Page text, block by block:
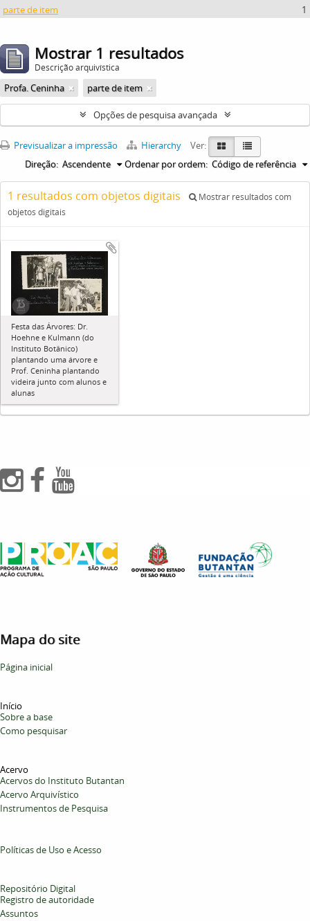
parte de item
1
Mostrar 1 resultados
Descrição arquivística
Profa. Ceninha parte de item
Opções de pesquisa avançada
Previsualizar a impressão Hierarchy
Ver:
Ordenar por ordem: Código de referência
Direção: Ascendente
1 resultados com objetos digitais
Mostrar resultados com
objetos digitais
Festa das Árvores: Dr.
Hoehne e Kulmann (do
Instituto Botânico)
plantando uma árvore e
Prof. Ceninha plantando
videira junto com alunos e
alunas
Mapa do site
Página inicial
Início
Sobre a base
Como pesquisar
Acervo
Acervos do Instituto Butantan
Acervo Arquivístico
Instrumentos de Pesquisa
Políticas de Uso e Acesso
Repositório Digital
Registro de autoridade
Assuntos